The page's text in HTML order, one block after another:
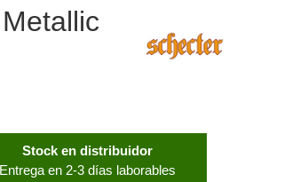
Stock en distribuidor
Entrega en 2-3 días laborables